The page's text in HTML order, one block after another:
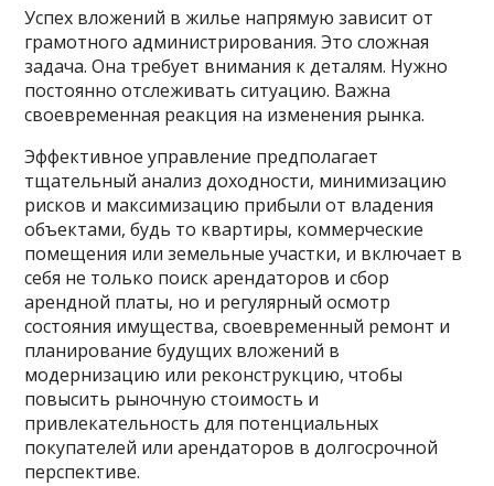
Успех вложений в жилье напрямую зависит от
грамотного администрирования. Это сложная
задача. Она требует внимания к деталям. Нужно
постоянно отслеживать ситуацию. Важна
своевременная реакция на изменения рынка.
Эффективное управление предполагает
тщательный анализ доходности, минимизацию
рисков и максимизацию прибыли от владения
объектами, будь то квартиры, коммерческие
помещения или земельные участки, и включает в
себя не только поиск арендаторов и сбор
арендной платы, но и регулярный осмотр
состояния имущества, своевременный ремонт и
планирование будущих вложений в
модернизацию или реконструкцию, чтобы
повысить рыночную стоимость и
привлекательность для потенциальных
покупателей или арендаторов в долгосрочной
перспективе.